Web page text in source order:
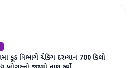
ફૂડ વિભાગે ચેકિંગ દરમ્યાન 700 કિલો